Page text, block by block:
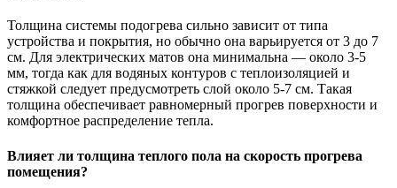
Толщина системы подогрева сильно зависит от типа
устройства и покрытия, но обычно она варьируется от 3 до 7
см. Для электрических матов она минимальна — около 3-5
мм, тогда как для водяных контуров с теплоизоляцией и
стяжкой следует предусмотреть слой около 5-7 см. Такая
толщина обеспечивает равномерный прогрев поверхности и
комфортное распределение тепла.
Влияет ли толщина теплого пола на скорость прогрева
помещения?